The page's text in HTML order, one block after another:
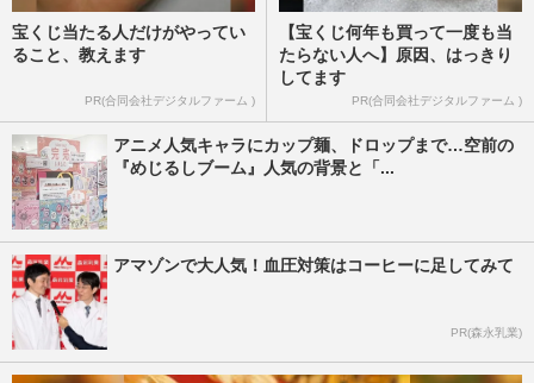
宝くじ当たる人だけがやってい
ること、教えます
PR(合同会社デジタルファーム )
【宝くじ何年も買って一度も当
たらない人へ】原因、はっきり
してます
PR(合同会社デジタルファーム )
アニメ人気キャラにカップ麺、ドロップまで…空前の
『めじるしブーム』人気の背景と「...
アマゾンで大人気！血圧対策はコーヒーに足してみて
PR(森永乳業)